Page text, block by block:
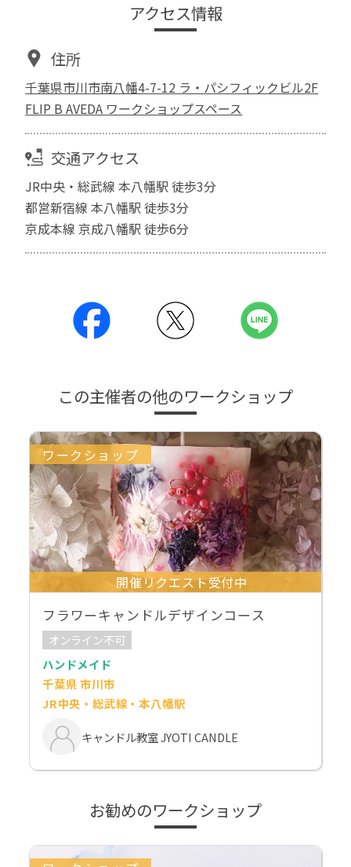
アクセス情報
住所
千葉県市川市南八幡4-7-12 ラ・パシフィックビル2F
FLIP B AVEDA ワークショップスペース
交通アクセス
JR中央・総武線 本八幡駅 徒歩3分
都営新宿線 本八幡駅 徒歩3分
京成本線 京成八幡駅 徒歩6分
この主催者の他のワークショップ
ワークショップ
開催リクエスト受付中
フラワーキャンドルデザインコース
オンライン不可
ハンドメイド
千葉県 市川市
JR中央・総武線・本八幡駅
キャンドル教室 JYOTI CANDLE
お勧めのワークショップ